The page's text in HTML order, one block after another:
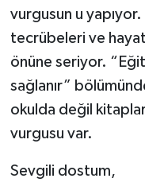
vurgusun u
tecrübeleri ve
önüne seriyor.
sağlanır”
okulda değil
vurgusu var.
Sevgili dostum,